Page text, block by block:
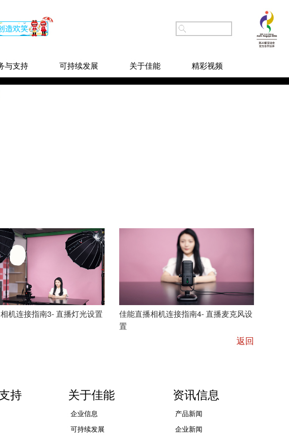
与支持 可持续发展 关于佳能 精彩视频
播相机连接指南4- 直
风设置
佳能直播相机连接指南1- 佳
能相机与采集卡线材连接方法
PIXC
机连接指南3- 直播灯光设置
佳能直播相机连接指南4- 直播麦克风设
置
返回
持 关于佳能
企业信息
可持续发展
资讯信息
产品新闻
企业新闻